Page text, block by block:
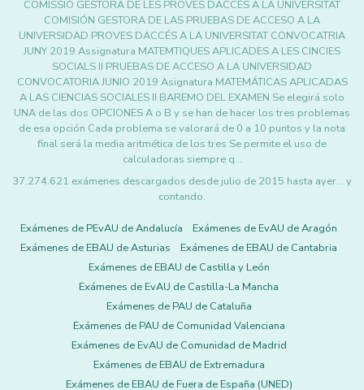
COMISSIÓ GESTORA DE LES PROVES DACCÉS A LA UNIVERSITAT
COMISIÓN GESTORA DE LAS PRUEBAS DE ACCESO A LA
UNIVERSIDAD PROVES DACCÉS A LA UNIVERSITAT CONVOCATRIA
JUNY 2019 Assignatura MATEMTIQUES APLICADES A LES CINCIES
SOCIALS II PRUEBAS DE ACCESO A LA UNIVERSIDAD
CONVOCATORIA JUNIO 2019 Asignatura MATEMÁTICAS APLICADAS
A LAS CIENCIAS SOCIALES II BAREMO DEL EXAMEN Se elegirá solo
UNA de las dos OPCIONES A o B y se han de hacer los tres problemas
de esa opción Cada problema se valorará de 0 a 10 puntos y la nota
final será la media aritmética de los tres Se permite el uso de
calculadoras siempre q…
37.274.621 exámenes descargados desde julio de 2015 hasta ayer... y
contando.
Exámenes de PEvAU de Andalucía
Exámenes de EvAU de Aragón
Exámenes de EBAU de Asturias
Exámenes de EBAU de Cantabria
Exámenes de EBAU de Castilla y León
Exámenes de EvAU de Castilla-La Mancha
Exámenes de PAU de Cataluña
Exámenes de PAU de Comunidad Valenciana
Exámenes de EvAU de Comunidad de Madrid
Exámenes de EBAU de Extremadura
Exámenes de EBAU de Fuera de España (UNED)